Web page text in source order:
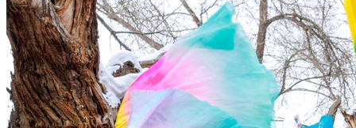
人才理念
人才招聘
社会招聘 校园招聘
视觉文化
全部